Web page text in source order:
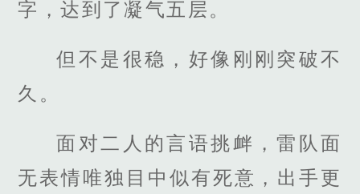
字，达到了凝气五层。
但不是很稳，好像刚刚突破不
久。
面对二人的言语挑衅，雷队面
无表情唯独目中似有死意，出手更